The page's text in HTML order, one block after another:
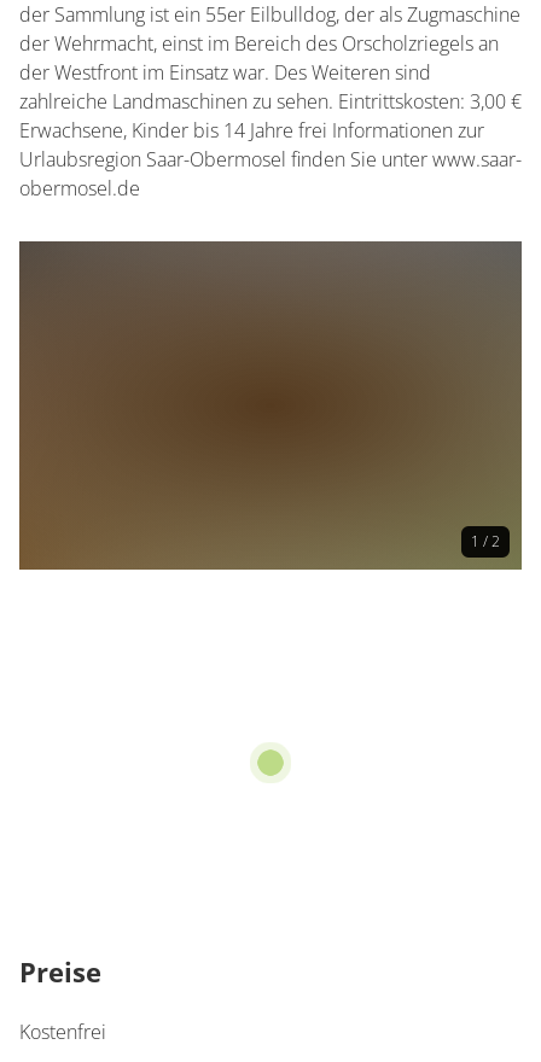
der Sammlung ist ein 55er Eilbulldog, der als Zugmaschine
der Wehrmacht, einst im Bereich des Orscholzriegels an
der Westfront im Einsatz war. Des Weiteren sind
zahlreiche Landmaschinen zu sehen. Eintrittskosten: 3,00 €
Erwachsene, Kinder bis 14 Jahre frei Informationen zur
Urlaubsregion Saar-Obermosel finden Sie unter www.saar-
obermosel.de
1 / 2
Preise
Kostenfrei